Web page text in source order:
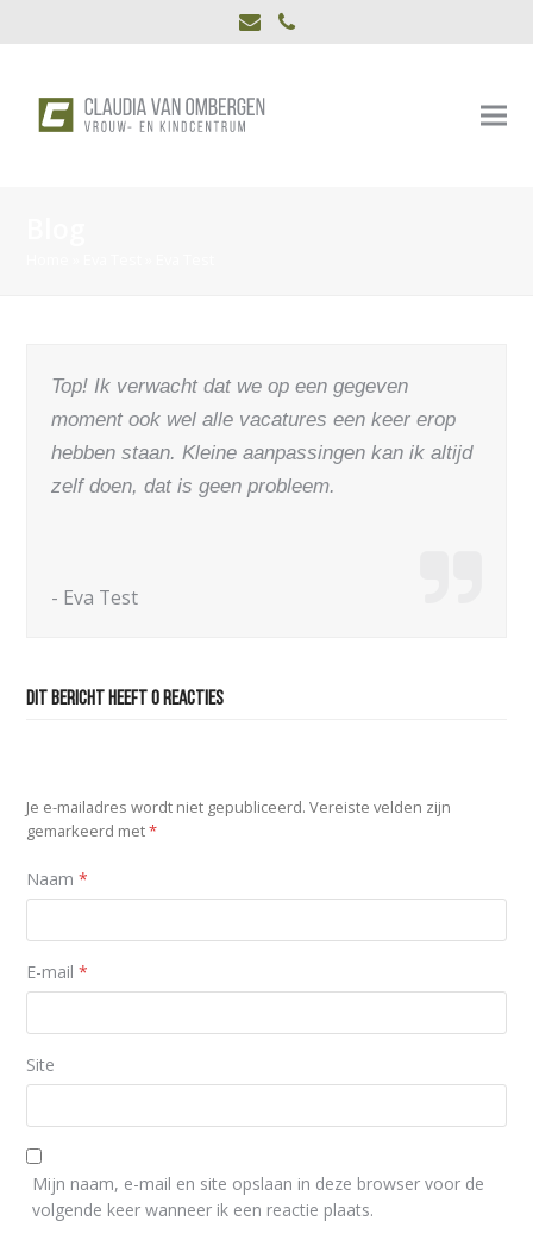
E- Phone
Top! Ik verwacht dat we op een gegeven
moment ook wel alle vacatures een keer erop
hebben staan. Kleine aanpassingen kan ik altijd
zelf doen, dat is geen probleem.
- Eva Test
Dit bericht heeft 0 reacties
Je e-mailadres wordt niet gepubliceerd. Vereiste velden zijn
gemarkeerd met*
Naam*
E-mail*
Site
Mijn naam, e-mail en site opslaan in deze browser voor de
volgende keer wanneer ik een reactie plaats.